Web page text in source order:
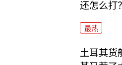
还怎么打？
最热
土耳其货